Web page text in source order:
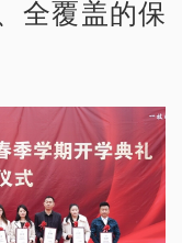
全覆盖的保